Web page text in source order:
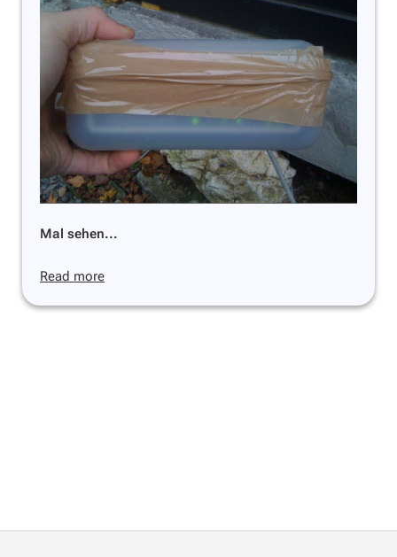
Mal sehen...
Read more